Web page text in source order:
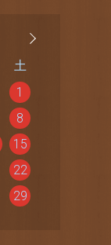
土
1
8
15
22
29